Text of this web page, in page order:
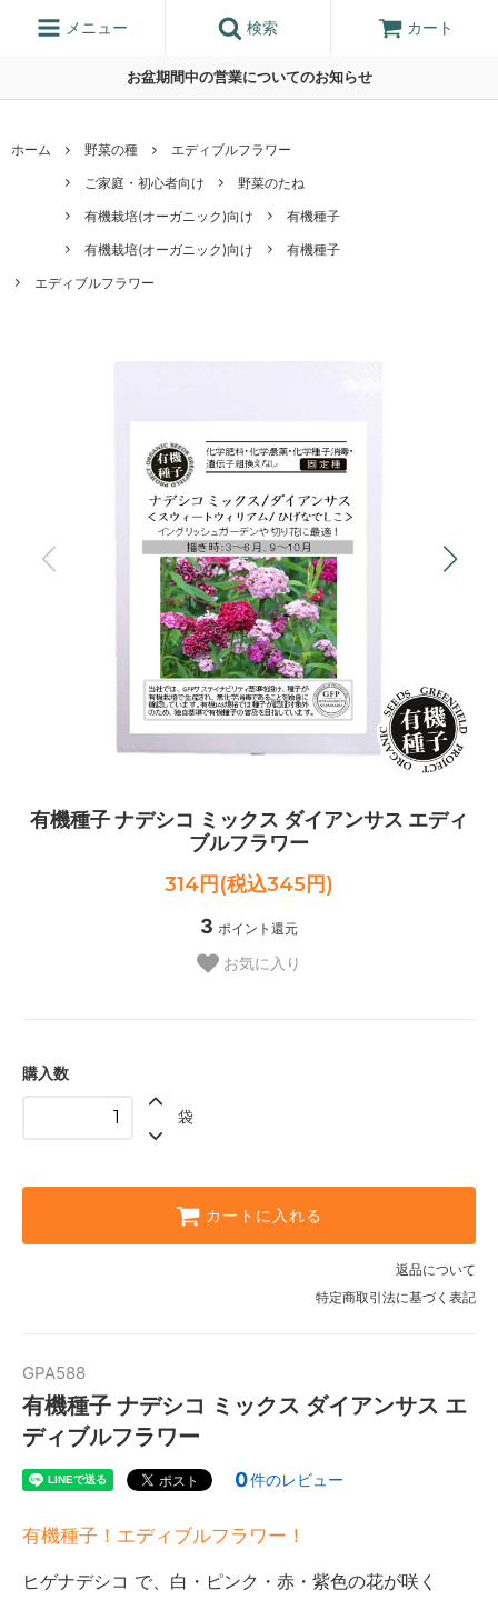
お盆期間中の営業についてのお知らせ
メニュー 検索 カート
ホーム 野菜の種
エディブルフラワー
ご家庭・初心者向け
野菜のたね
有機栽培(オーガニック)向け
有機種子
有機栽培(オーガニック)向け
有機種子
エディブルフラワー
有機種子 ナデシコ ミックス ダイアンサス エディ
ブルフラワー
314円(税込345円)
3 ポイント還元
お気に入り
購入数
袋
カートに入れる
返品について
特定商取引法に基づく表記
GPA588
有機種子 ナデシコ ミックス ダイアンサス エ
ディブルフラワー
0件のレビュー
有機種子！エディブルフラワー！
ヒゲナデシコ で、白・ピンク・赤・紫色の花が咲く